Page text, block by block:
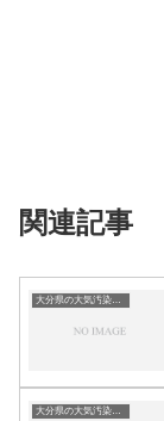
関連記事
大分県の大気汚染・PM2.5・黄砂・エアロゾルの数値
大分県の大気汚染・PM2.5・黄砂・エアロゾルの数値